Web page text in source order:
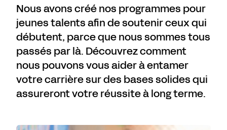
Nous avons créé nos programmes pour
jeunes talents afin de soutenir ceux qui
débutent, parce que nous sommes tous
passés par là. Découvrez comment
nous pouvons vous aider à entamer
votre carrière sur des bases solides qui
assureront votre réussite à long terme.